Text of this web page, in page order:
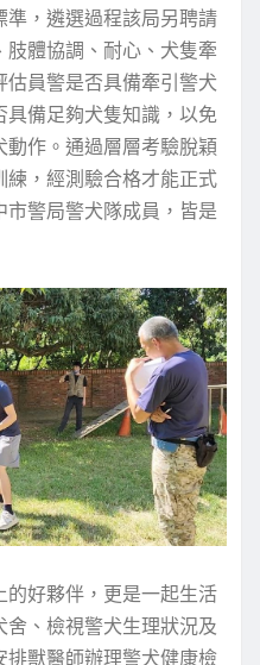
，遴選過程該局另聘請
體協調、耐心、犬隻牽
員警是否具備牽引警犬
備足夠犬隻知識，以免
作。通過層層考驗脫穎
，經測驗合格才能正式
警局警犬隊成員，皆是
好夥伴，更是一起生活
、檢視警犬生理狀況及
獸醫師辦理警犬健康檢